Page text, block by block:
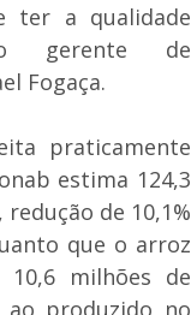
ter a qualidade
o gerente de
Fogaça.
praticamente
estima 124,3
de 10,1%
que o arroz
milhões de
ao produzido no